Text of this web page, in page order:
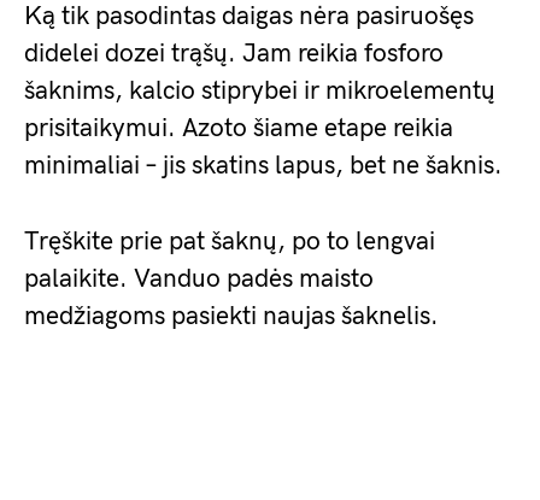
Ką tik pasodintas daigas nėra pasiruošęs
didelei dozei trąšų. Jam reikia fosforo
šaknims, kalcio stiprybei ir mikroelementų
prisitaikymui. Azoto šiame etape reikia
minimaliai – jis skatins lapus, bet ne šaknis.
Tręškite prie pat šaknų, po to lengvai
palaikite. Vanduo padės maisto
medžiagoms pasiekti naujas šaknelis.